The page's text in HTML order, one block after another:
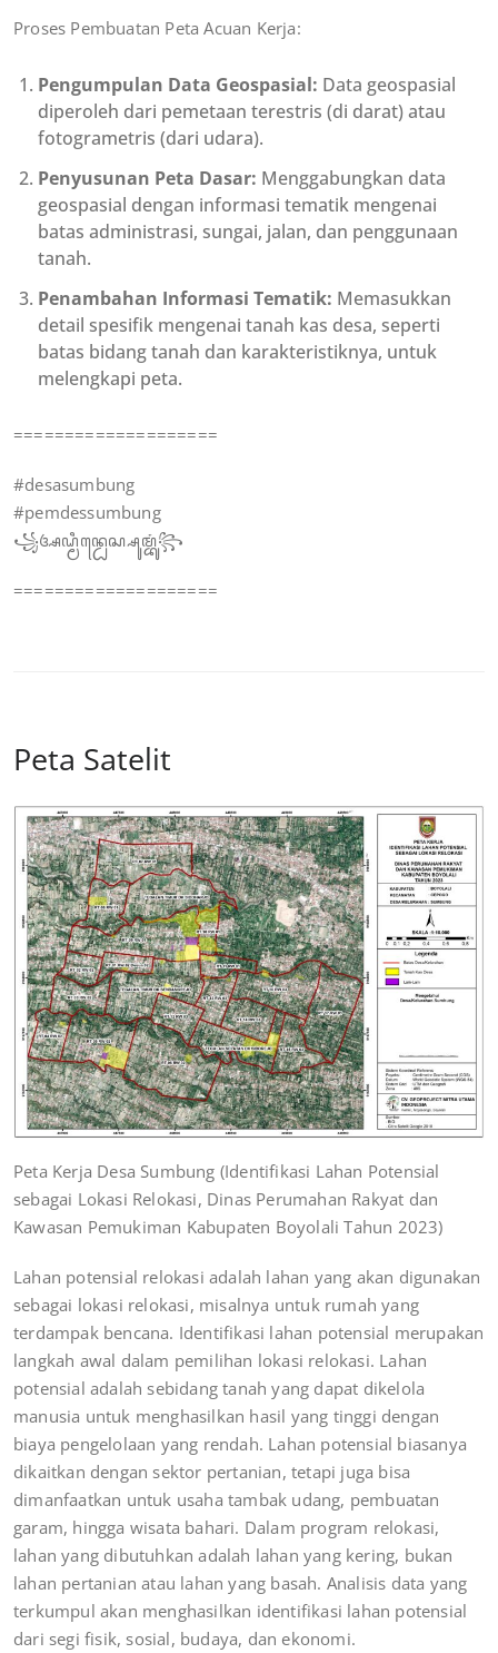
Proses Pembuatan Peta Acuan Kerja:
Pengumpulan Data Geospasial: Data geospasial
diperoleh dari pemetaan terestris (di darat) atau
fotogrametris (dari udara).
Penyusunan Peta Dasar: Menggabungkan data
geospasial dengan informasi tematik mengenai
batas administrasi, sungai, jalan, dan penggunaan
tanah.
Penambahan Informasi Tematik: Memasukkan
detail spesifik mengenai tanah kas desa, seperti
batas bidang tanah dan karakteristiknya, untuk
melengkapi peta.
====================
#desasumbung
#pemdessumbung
꧁ꦄꦝ꧀ꦩꦶꦤ꧀ꦝꦺꦱ꧀ꦱꦸꦩ꧀ꦧꦸꦁ꧂
====================
Peta Satelit
Peta Kerja Desa Sumbung (Identifikasi Lahan Potensial
sebagai Lokasi Relokasi, Dinas Perumahan Rakyat dan
Kawasan Pemukiman Kabupaten Boyolali Tahun 2023)
Lahan potensial relokasi adalah lahan yang akan digunakan
sebagai lokasi relokasi, misalnya untuk rumah yang
terdampak bencana. Identifikasi lahan potensial merupakan
langkah awal dalam pemilihan lokasi relokasi. Lahan
potensial adalah sebidang tanah yang dapat dikelola
manusia untuk menghasilkan hasil yang tinggi dengan
biaya pengelolaan yang rendah. Lahan potensial biasanya
dikaitkan dengan sektor pertanian, tetapi juga bisa
dimanfaatkan untuk usaha tambak udang, pembuatan
garam, hingga wisata bahari. Dalam program relokasi,
lahan yang dibutuhkan adalah lahan yang kering, bukan
lahan pertanian atau lahan yang basah. Analisis data yang
terkumpul akan menghasilkan identifikasi lahan potensial
dari segi fisik, sosial, budaya, dan ekonomi.